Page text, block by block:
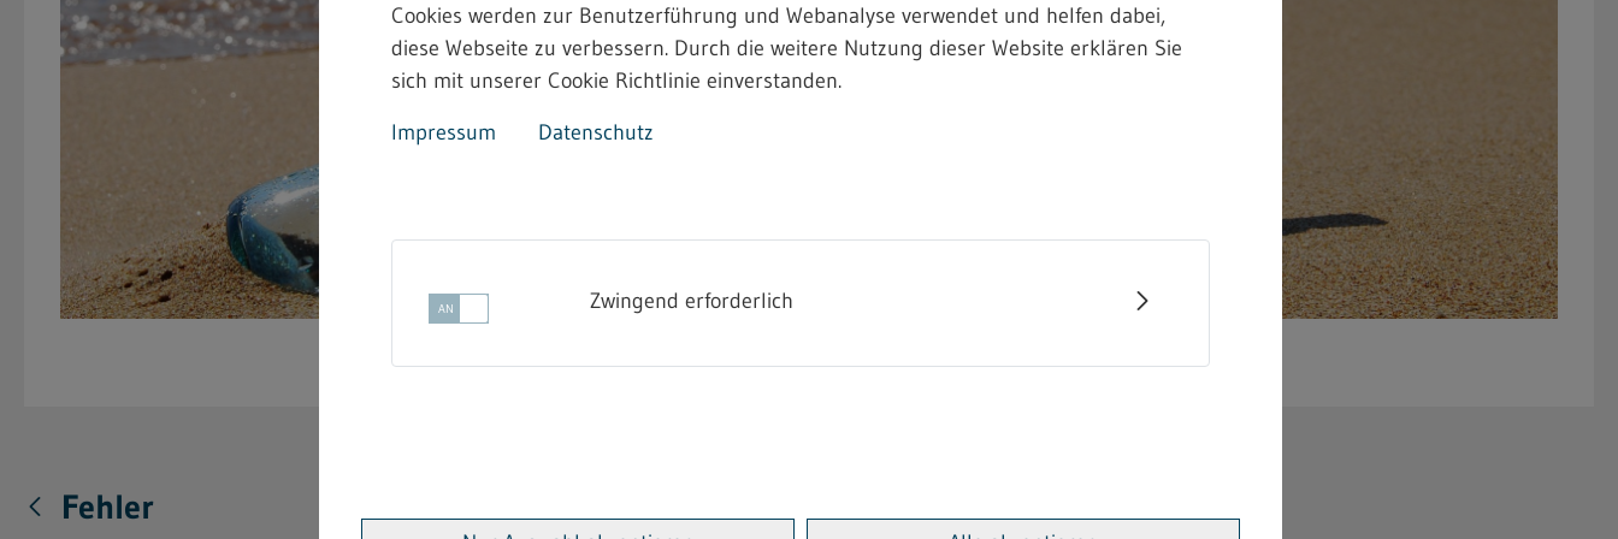
Fehler
Cookies werden zur Benutzerführung und Webanalyse verwendet und helfen dabei,
diese Webseite zu verbessern. Durch die weitere Nutzung dieser Website erklären Sie
sich mit unserer Cookie Richtlinie einverstanden.
Impressum
Datenschutz
Zwingend erforderlich